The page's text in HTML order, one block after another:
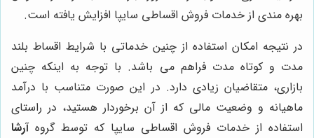
بهره مندی از خدمات فروش اقساطی سایپا افزایش یافته است.
در نتیجه امکان استفاده از چنین خدماتی با شرایط اقساط بلند
مدت و کوتاه مدت فراهم می باشد. با توجه به اینکه چنین
بازاری، متقاضیان زیادی دارد. در این صورت متناسب با درآمد
ماهیانه و وضعیت مالی که از آن برخوردار هستید، در راستای
استفاده از خدمات فروش اقساطی سایپا که توسط گروهآرشا